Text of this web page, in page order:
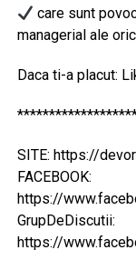
care sunt
managerial ale
Daca ti-a placut:
SITE: https://
FACEBOOK:
https://
GrupDeDiscutii:
https://